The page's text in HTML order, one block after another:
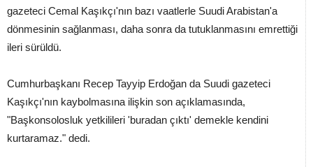
gazeteci Cemal Kaşıkçı'nın bazı vaatlerle Suudi Arabistan'a
dönmesinin sağlanması, daha sonra da tutuklanmasını emrettiği
ileri sürüldü.
Cumhurbaşkanı Recep Tayyip Erdoğan da Suudi gazeteci
Kaşıkçı'nın kaybolmasına ilişkin son açıklamasında,
"Başkonsolosluk yetkilileri 'buradan çıktı' demekle kendini
kurtaramaz." dedi.